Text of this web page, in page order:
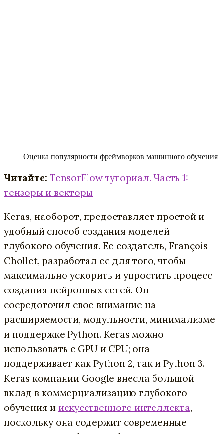
Оценка популярности фреймворков машинного обучения
Читайте: TensorFlow туториал. Часть 1:
тензоры и векторы
Keras, наоборот, предоставляет простой и
удобный способ создания моделей
глубокого обучения. Ее создатель, François
Chollet, разработал ее для того, чтобы
максимально ускорить и упростить процесс
создания нейронных сетей. Он
сосредоточил свое внимание на
расширяемости, модульности, минимализме
и поддержке Python. Keras можно
использовать с GPU и CPU; она
поддерживает как Python 2, так и Python 3.
Keras компании Google внесла большой
вклад в коммерциализацию глубокого
обучения и искусственного интеллекта,
поскольку она содержит cовременные